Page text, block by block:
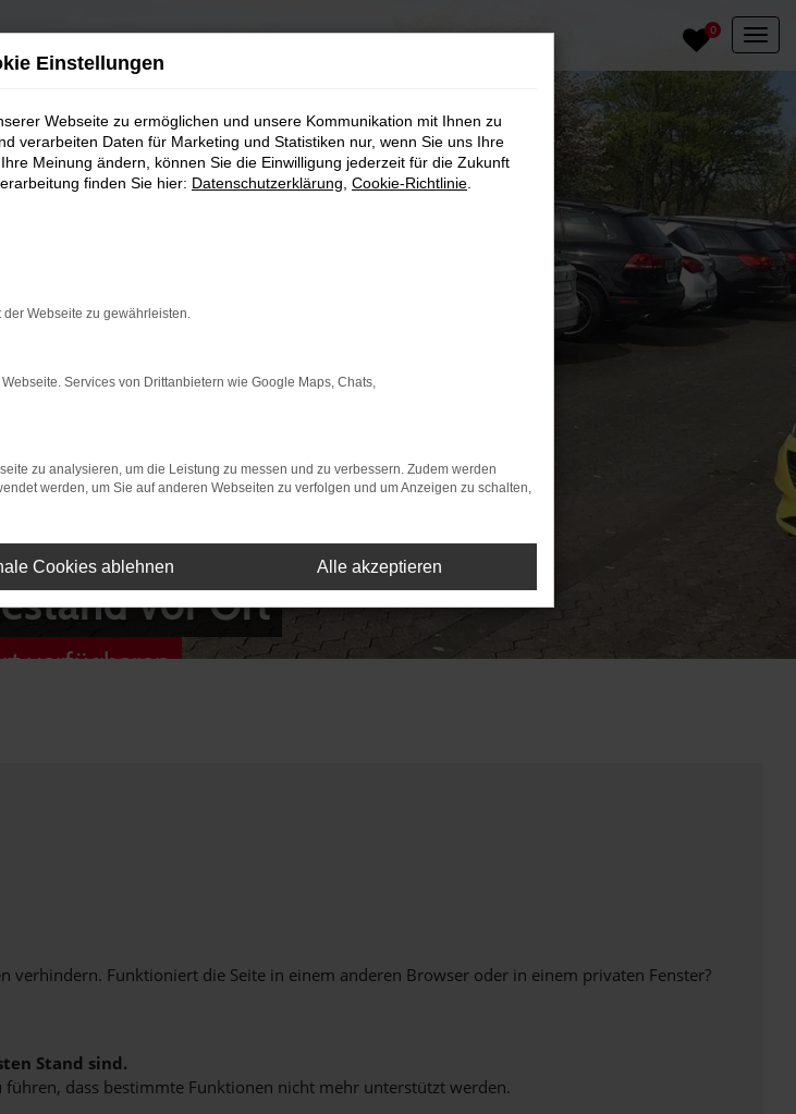
0
vor Ort
verfügbaren
Funktioniert die Seite in einem anderen Browser oder in einem privaten Fenster?
Stand sind.
dass bestimmte Funktionen nicht mehr unterstützt werden.
Einstellungen
Webseite zu ermöglichen und unsere Kommunikation mit Ihnen zu
verarbeiten Daten für Marketing und Statistiken nur, wenn Sie uns Ihre
Meinung ändern, können Sie die Einwilligung jederzeit für die Zukunft
finden Sie hier: Datenschutzerklärung Cookie-Richtlinie
Webseite zu gewährleisten.
Services von Drittanbietern wie Google Maps, Chats,
zu analysieren, um die Leistung zu messen und zu verbessern. Zudem werden
werden, um Sie auf anderen Webseiten zu verfolgen und um Anzeigen zu schalten,
Cookies ablehnen Alle akzeptieren